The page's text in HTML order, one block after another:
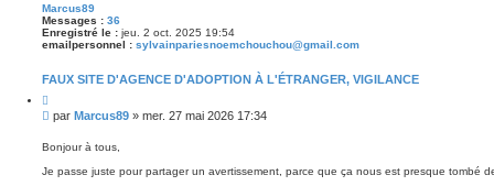
e
r
c
r
e
r
c
a
a
n
é
Marcus89
Messages : 36
Enregistré le : jeu. 2 oct. 2025 19:54
emailpersonnel : sylvainpariesnoemchouchou@gmail.com
FAUX SITE D'AGENCE D'ADOPTION À L'ÉTRANGER, VIGILANCE
i
t
r
M
s
a
par Marcus89 » mer. 27 mai 2026 17:34
Bonjour à tous,
Je passe juste pour partager un avertissement, parce que ça nous est presque tombé